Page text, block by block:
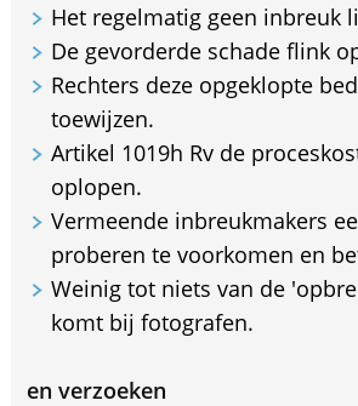
Het regelmatig geen inbreuk
De gevorderde schade flink
Rechters deze opgeklopte
toewijzen.
Artikel 1019h Rv de
oplopen.
Vermeende inbreukmakers
proberen te voorkomen en
Weinig tot niets van de
komt bij fotografen.
en verzoeken